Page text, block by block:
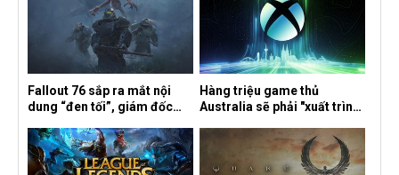
Fallout 76 sắp ra mắt nội
dung “đen tối”, giám đốc
Hàng triệu game thủ
Australia sẽ phải "xuất trình
số tựa game trên Xbox?